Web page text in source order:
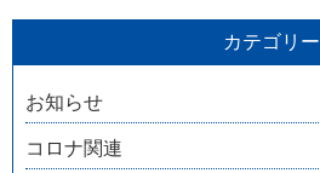
カテゴリー
お知らせ
コロナ関連